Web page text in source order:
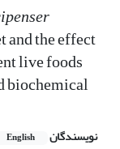
the effect
live foods
biochemical
نویسندگان English